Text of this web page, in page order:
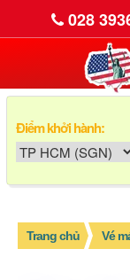
028
Điểm khởi hành:
Trang chủ Vé